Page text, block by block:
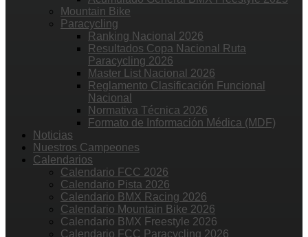
Mountain Bike
Paracycling
Ranking Nacional 2026
Resultados Copa Nacional Ruta
Paracycling 2026
Master List Nacional 2026
Reglamento Clasificación Funcional
Nacional
Normativa Técnica 2026
Formato de Información Médica (MDF)
Noticias
Nuestros Campeones
Calendarios
Calendario FCC 2026
Calendario Pista 2026
Calendario BMX Racing 2026
Calendario Mountain Bike 2026
Calendario BMX Freestyle 2026
Calendario FCC Paracycling 2026